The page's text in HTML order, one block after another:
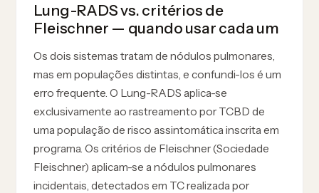
Lung-RADS vs. critérios de
Fleischner — quando usar cada um
Os dois sistemas tratam de nódulos pulmonares,
mas em populações distintas, e confundi-los é um
erro frequente. O Lung-RADS aplica-se
exclusivamente ao rastreamento por TCBD de
uma população de risco assintomática inscrita em
programa. Os critérios de Fleischner (Sociedade
Fleischner) aplicam-se a nódulos pulmonares
incidentais, detectados em TC realizada por